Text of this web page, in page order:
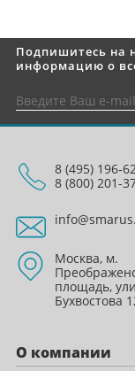
Подпишитесь на
информацию о
8 (495) 196-
8 (800) 201-
Москва, м.
площадь,
Бухвостова
О компании